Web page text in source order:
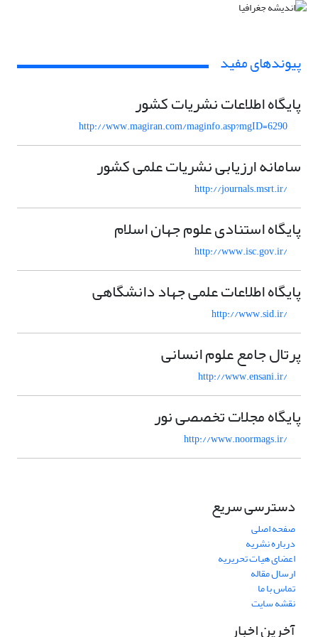
پیوندهای مفید
پایگاه اطلاعات نشریات کشور
http://www.magiran.com/maginfo.asp?mgID=6290
سامانه ارزیابی نشریات علمی کشور
http://journals.msrt.ir/
پایگاه استنادی علوم جهان اسلام
http://www.isc.gov.ir/
پایگاه اطلاعات علمی جهاد دانشگاهی
http://www.sid.ir/
پرتال جامع علوم انسانی
http://www.ensani.ir/
پایگاه مجلات تخصصی نور
http://www.noormags.ir/
دسترسی سریع
صفحه اصلی
درباره نشریه
اعضای هیات تحریریه
ارسال مقاله
تماس با ما
نقشه سایت
آخرین اخبار